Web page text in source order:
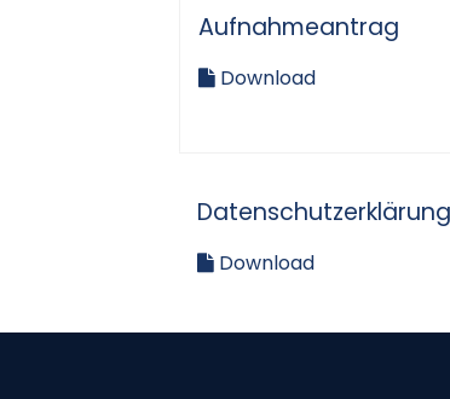
Aufnahmeantrag
Download
Download